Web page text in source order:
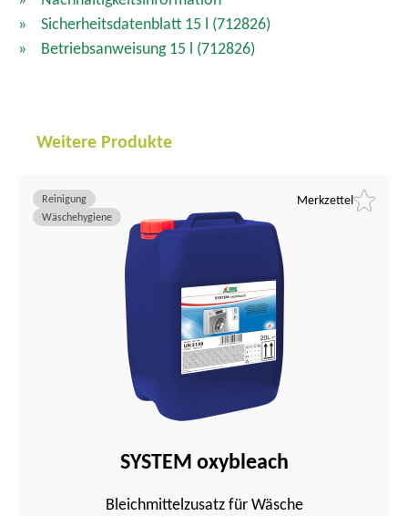
Sicherheitsdatenblatt 15 l (712826)
Betriebsanweisung 15 l (712826)
Weitere Produkte
Merkzettel
SYSTEM oxybleach
Bleichmittelzusatz für Wäsche
Reinigung
Wäschehygiene